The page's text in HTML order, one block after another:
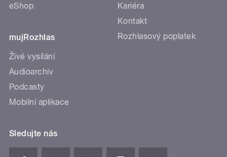
eShop
mujRozhlas
Živé vysílání
Audioarchiv
Podcasty
Mobilní aplikace
Kariéra
Kontakt
Rozhlasový poplatek
Sledujte nás